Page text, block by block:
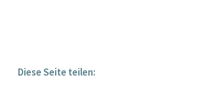
Diese Seite teilen: